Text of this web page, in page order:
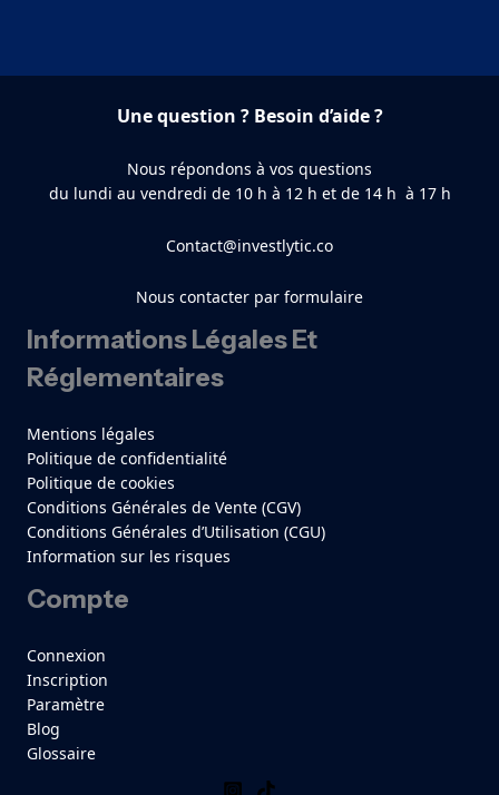
Une question ? Besoin d’aide ?
Nous répondons à vos questions
du lundi au vendredi de 10 h à 12 h et de 14 h à 17 h
Contact@investlytic.co
Nous contacter par formulaire
Informations Légales Et
Réglementaires
Mentions légales
Politique de confidentialité
Politique de cookies
Conditions Générales de Vente (CGV)
Conditions Générales d’Utilisation (CGU)
Information sur les risques
Compte
Connexion
Inscription
Paramètre
Blog
Glossaire